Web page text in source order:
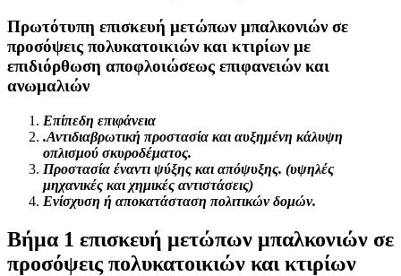
Πρωτότυπη επισκευή μετώπων μπαλκονιών σε
προσόψεις πολυκατοικιών και κτιρίων με
επιδιόρθωση αποφλοιώσεως επιφανειών και
ανωμαλιών
Επίπεδη επιφάνεια
.Αντιδιαβρωτική προστασία και αυξημένη κάλυψη
οπλισμού σκυροδέματος.
Προστασία έναντι ψύξης και απόψυξης. (υψηλές
μηχανικές και χημικές αντιστάσεις)
Ενίσχυση ή αποκατάσταση πολιτικών δομών.
Βήμα 1 επισκευή μετώπων μπαλκονιών σε
προσόψεις πολυκατοικιών και κτιρίων